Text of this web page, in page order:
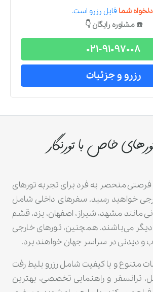
شما قابل رزرو است.
☎️ مشاوره رایگان 👇
021-91097008
رزرو و جزئیات
خاص با تورنگار
فرصتی منحصر به فرد برای تجربه تورهای
خواهید رسید. سفرهای داخلی شامل
مانند مشهد، شیراز، اصفهان، یزد، قشم
می‌باشند. همچنین، تورهای خارجی
و دیدنی در سراسر جهان خواهند برد.
متنوع و با کیفیت شامل رزرو بلیط رفت
ترانسفر و راهنمایی تخصصی، بهترین